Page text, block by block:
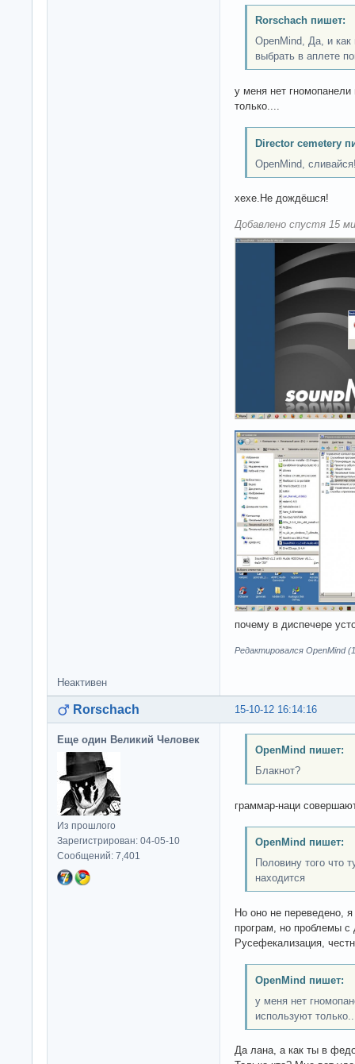
Rorschach пишет:
OpenMind, Да, и как
выбрать в аплете
у меня нет
только....
Director cemetery
OpenMind,
хехе.Не дождёшся!
Добавлено спустя 15
почему в диспечере
Редактировался OpenMind
Неактивен
15-10-12 16:14:16
Rorschach
Еще один Великий Человек
Из прошлого
Зарегистрирован: 04-05-10
Сообщений: 7,401
OpenMind пишет:
Блакнот?
граммар-наци
OpenMind пишет:
Половину того что
находится
Но оно не переведено,
програм, но проблемы
Русефекализация,
OpenMind пишет:
у меня нет
используют
Да лана, а как ты в